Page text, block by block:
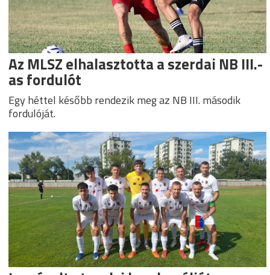
Az MLSZ elhalasztotta a szerdai NB III.-
as fordulót
Egy héttel később rendezik meg az NB III. második
fordulóját.